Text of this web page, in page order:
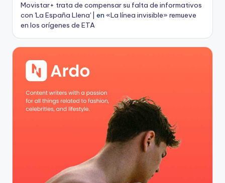
Movistar+ trata de compensar su falta de informativos
con 'La España Llena' | en «La línea invisible» remueve
en los orígenes de ETA